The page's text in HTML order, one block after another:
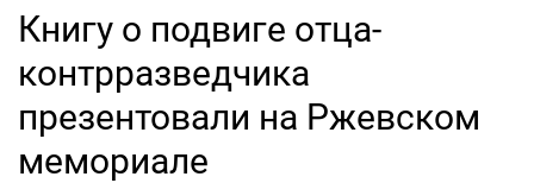
Книгу о подвиге отца-
контрразведчика
презентовали на Ржевском
мемориале